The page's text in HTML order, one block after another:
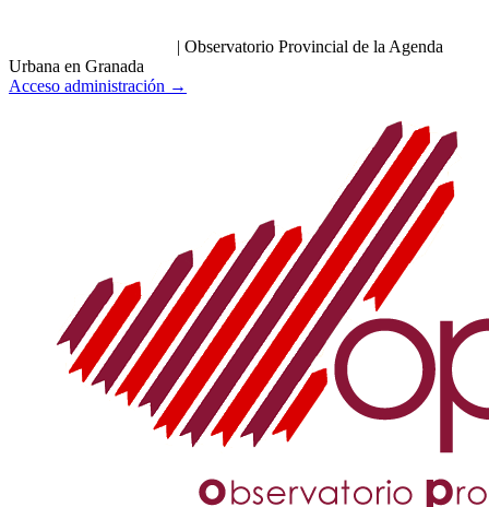
| Observatorio Provincial de la Agenda
Urbana en Granada
Acceso administración →